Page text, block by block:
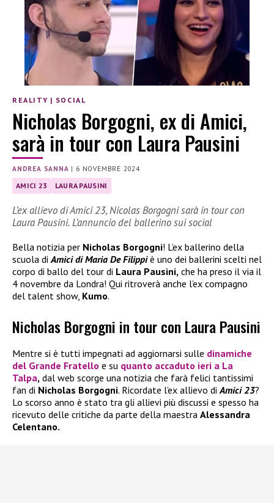
REALITY | SOCIAL
Nicholas Borgogni, ex di Amici,
sarà in tour con Laura Pausini
ANDREA SANNA | 6 NOVEMBRE 2024
AMICI 23 LAURA PAUSINI
L’ex allievo di Amici 23, Nicolas Borgogni sarà in tour con
Laura Pausini. L’annuncio del ballerino sui social
Bella notizia per Nicholas Borgogni! L’ex ballerino della
scuola di Amici di Maria De Filippiè uno dei ballerini scelti nel
corpo di ballo del tour di Laura Pausini, che ha preso il via il
4 novembre da Londra! Qui ritroverà anche l’ex compagno
del talent show, Kumo.
Nicholas Borgogni in tour con Laura Pausini
Mentre si è tutti impegnati ad aggiornarsi sulle dinamiche
del Grande Fratello e su quanto accaduto ieri a La
Talpa, dal web scorge una notizia che farà felici tantissimi
fan di Nicholas Borgogni. Ricordate l’ex allievo diAmici 23?
Lo scorso anno è stato tra gli allievi più discussi e spesso ha
ricevuto delle critiche da parte della maestra Alessandra
Celentano.